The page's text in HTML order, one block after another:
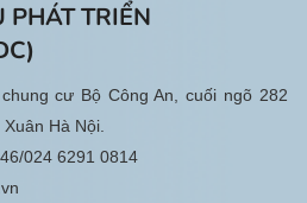
PHÁT TRIỂN
cư Bộ Công An, cuối ngõ 282
Hà Nội.
024 6291 0814